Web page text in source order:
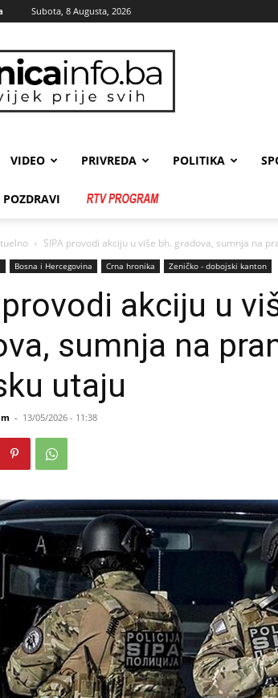
Subota, 8 Augusta, 2026
zenicainfo.ba
VIDEO PRIVREDA POLITIKA
POZDRAVI
SIPA provodi akciju u više bh. gradova, sumnja na
Bosna i Hercegovina Crna hronika Zeničko - dobojski kanton
akciju u
sumnja na
utaju
- 13/05/2026 - 11:38